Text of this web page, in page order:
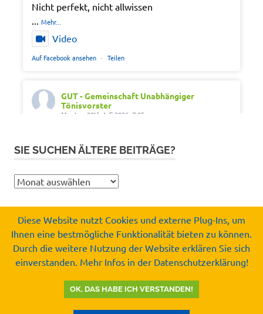
Nicht perfekt, nicht allwissen
... Mehr...
Video
Auf Facebook ansehen · Teilen
GUT - Gemeinschaft Unabhängiger
Tönisvorster
Montag 20th Juli 2026, 7:05
Wir wünschen schöne Ferien, Sonne und gute
#SommerferienNRW2026
#gemeinschaftunabhaengigertönisvorster
#tönisvorst
Video
GUT - Gemeinschaft Unabhängiger
SIE SUCHEN ÄLTERE BEITRÄGE?
Sie
ältere
Beiträge?
Copyright by
Gemeinschaft Unabhängiger Tönisvorster e.V.
© 2008-2026
Diese Website nutzt Cookies und externe Plug-Ins, um
Ihnen eine bestmögliche Funktionalität bieten zu können.
Durch die weitere Nutzung der Website erklären Sie sich
einverstanden. Mehr Infos in der Datenschutzerklärung!
OK, DAS HABE ICH VERSTANDEN!